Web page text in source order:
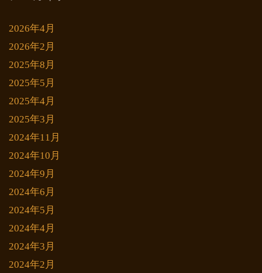
2026年4月
2026年2月
2025年8月
2025年5月
2025年4月
2025年3月
2024年11月
2024年10月
2024年9月
2024年6月
2024年5月
2024年4月
2024年3月
2024年2月